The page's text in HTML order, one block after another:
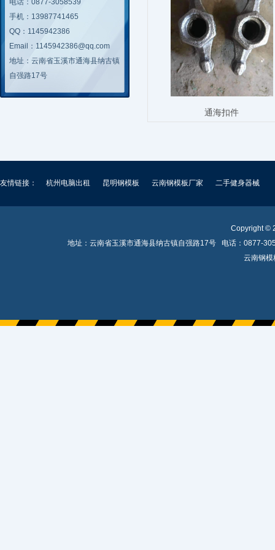
电话：0877-3058539
手机：13987741465
QQ：1145942386
Email：1145942386@qq.com
地址：云南省玉溪市通海县纳古镇
自强路17号
通海扣件
友情链接： 杭州电脑出租 昆明钢模板 云南钢模板厂家 二手健身器械
Copyright ©
地址：云南省玉溪市通海县纳古镇自强路17号 电话：
云南钢模